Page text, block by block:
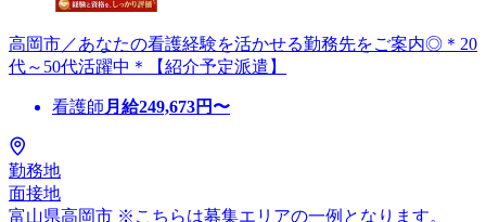
高岡市／あなたの看護経験を活かせる勤務先をご案内◎＊20
代～50代活躍中＊【紹介予定派遣】
看護師 月給249,673円〜
勤務地
面接地
富山県高岡市 ※こちらは募集エリアの一例となります。